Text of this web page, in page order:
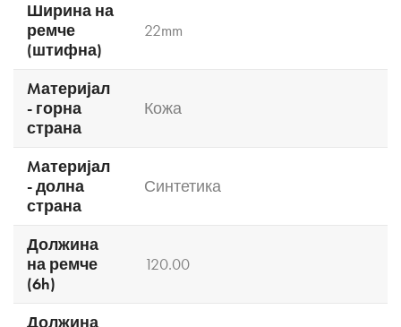
Ширина на
ремче
(штифна)
22mm
Mатеријал
- горна
страна
Кожа
Mатеријал
- долна
страна
Синтетика
Должина
на ремче
(6h)
120.00
Должина